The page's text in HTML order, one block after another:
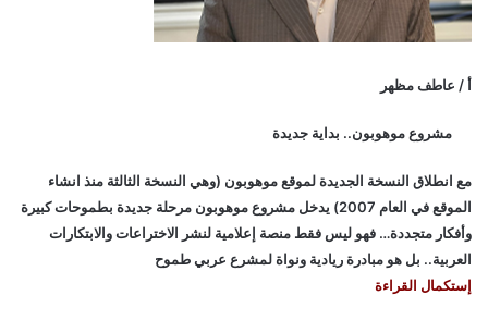
أ / عاطف مظهر
مشروع موهوبون.. بداية جديدة
مع انطلاق النسخة الجديدة لموقع موهوبون (وهي النسخة الثالثة منذ انشاء
الموقع في العام 2007) يدخل مشروع موهوبون مرحلة جديدة بطموحات كبيرة
وأفكار متجددة… فهو ليس فقط منصة إعلامية لنشر الاختراعات والابتكارات
العربية.. بل هو مبادرة ريادية ونواة لمشرع عربي طموح
إستكمال القراءة